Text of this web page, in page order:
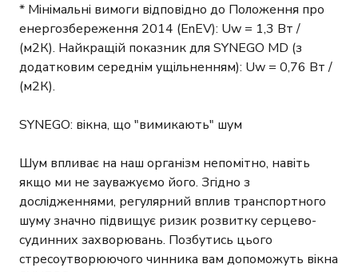
* Мінімальні вимоги відповідно до Положення про
енергозбереження 2014 (EnEV): Uw = 1,3 Вт /
(м2К). Найкращій показник для SYNEGO MD (з
додатковим середнім ущільненням): Uw = 0,76 Вт /
(м2К).
SYNEGO: вікна, що "вимикають" шум
Шум впливає на наш організм непомітно, навіть
якщо ми не зауважуємо його. Згідно з
дослідженнями, регулярний вплив транспортного
шуму значно підвищує ризик розвитку серцево-
судинних захворювань. Позбутись цього
стресоутворюючого чинника вам допоможуть вікна